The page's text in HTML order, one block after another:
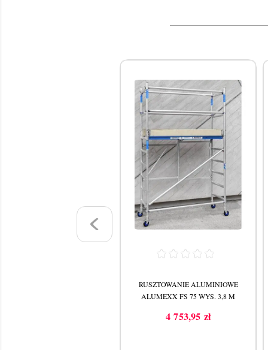
RUSZTOWANIE ALUMINIOWE
ALUMEXX FS 75 WYS. 3,8 M
Cena
4 753,95 zł